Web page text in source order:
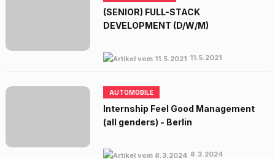
(SENIOR) FULL-STACK
DEVELOPMENT (D/W/M)
11.5.2021
AUTOMOBILE
Internship Feel Good Management
(all genders) - Berlin
8.3.2024